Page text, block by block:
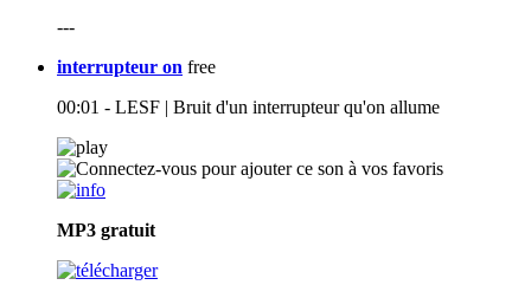
---
interrupteur on free
00:01 - LESF | Bruit d'un interrupteur qu'on allume
MP3 gratuit